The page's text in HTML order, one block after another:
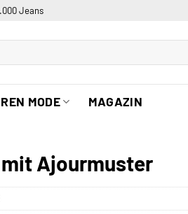
Jeans
MODE MAGAZIN
Ajourmuster